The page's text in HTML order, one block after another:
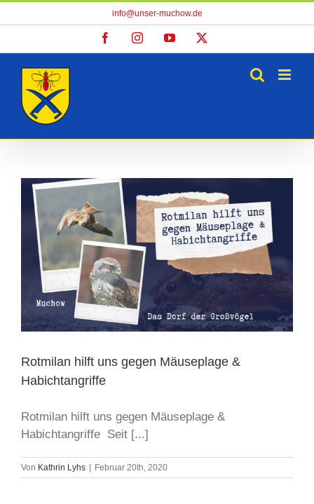
Inhalt
info@unser-muchow.de
FacebookInstagramYouTube
Rotmilan hilft uns gegen Mäuseplage &
Habichtangriffe
Rotmilan hilft uns gegen Mäuseplage &
Habichtangriffe Seit [...]
Von Kathrin Lyhs Februar 20th, 2020